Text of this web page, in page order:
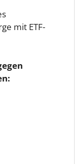
mit ETF-